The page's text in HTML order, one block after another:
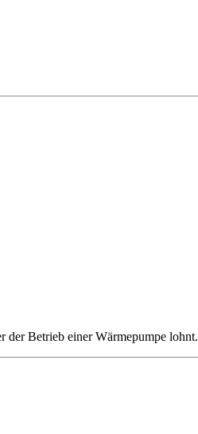
der Betrieb einer Wärmepumpe lohnt.